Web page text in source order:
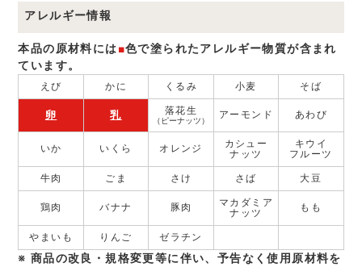
アレルギー情報
本品の原材料には■色で塗られたアレルギー物質が含まれ
ています。
えび かに くるみ 小麦 そば
卵 乳 落花生
（ピーナッツ） アーモンド あわび
いか いくら オレンジ
カシュー
ナッツ
キウイ
フルーツ
牛肉 ごま さけ さば 大豆
鶏肉 バナナ 豚肉
マカダミア
ナッツ
もも
やまいも りんご ゼラチン
商品の改良・規格変更等に伴い、予告なく使⽤原材料を